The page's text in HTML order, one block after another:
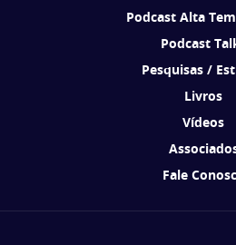
Podcast Alta
Podcast
Pesquisas /
Livros
Vídeos
Fale